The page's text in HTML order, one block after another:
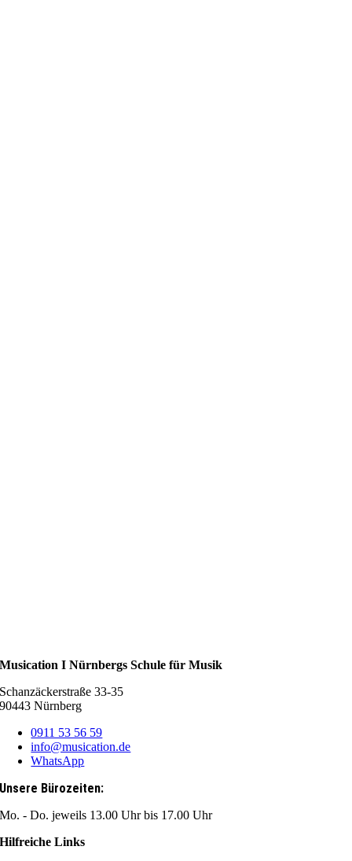
Musication I Nürnbergs Schule für Musik
Schanzäckerstraße 33-35
90443 Nürnberg
0911 53 56 59
info@musication.de
WhatsApp
Unsere Bürozeiten:
Mo. - Do. jeweils 13.00 Uhr bis 17.00 Uhr
Hilfreiche Links